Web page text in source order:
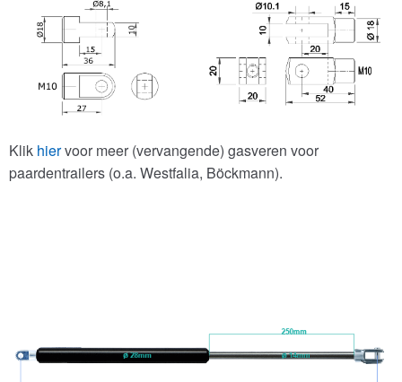
Klik hiervoor meer (vervangende) gasveren voor
paardentrailers (o.a. Westfalia, Böckmann).